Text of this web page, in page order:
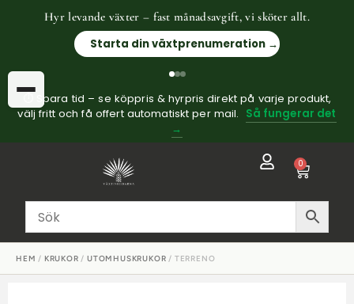
Hyr levande växter – fast månadsavgift, vi sköter allt.
Starta din växtprenumeration →
⏱ Spara tid – se köppris & hyrpris direkt på varje produkt,
välj fritt och få offert automatiskt per mail. Så fungerar det
→
0
HEM / KRUKOR /UTOMHUSKRUKOR / TERRENO